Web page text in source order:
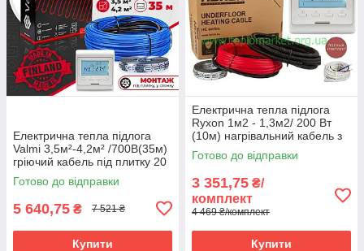
Електрична тепла підлога
Valmi 3,5м²-4,2м² /700В(35м)
гріючий кабель під плитку 20
Вт/м з терморегулятором E51
Готово до відправки
5 640,75 ₴ 7 521 ₴
Купити
Електрична тепла підлога
Ryxon 1м2 - 1,3м2/ 200 Вт
(10м) нагрівальний кабель з
програмованим
терморегулятором E51
Готово до відправки
3 351,75 ₴/
комплект
4 469 ₴/комплект
Купити